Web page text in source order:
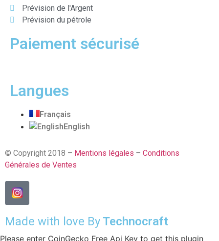
Prévision de l'Argent
Prévision du pétrole
Paiement sécurisé
Langues
Français
English
© Copyright 2018 – Mentions légales – Conditions
Générales de Ventes
Made with love By Technocraft
Please enter CoinGecko Free Api Key to get this plugin